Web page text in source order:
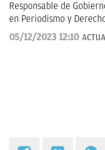
Responsable de
en Periodismo y
05/12/2023 12:10